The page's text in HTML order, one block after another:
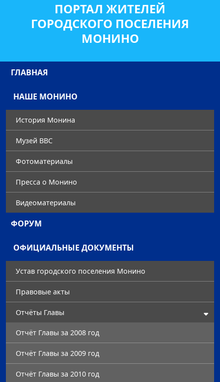
ПОРТАЛ ЖИТЕЛЕЙ
ГОРОДСКОГО ПОСЕЛЕНИЯ
МОНИНО
ГЛАВНАЯ
НАШЕ МОНИНО
История Монина
Музей ВВС
Фотоматериалы
Преccа о Монино
Видеоматериалы
ФОРУМ
ОФИЦИАЛЬНЫЕ ДОКУМЕНТЫ
Устав городского поселения Монино
Правовые акты
Отчёты Главы
Отчёт Главы за 2008 год
Отчёт Главы за 2009 год
Отчёт Главы за 2010 год